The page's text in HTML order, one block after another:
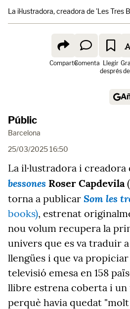
La il·lustradora, creadora de 'Les Tres
ComparteComenta Llegir
després
Públic
Barcelona
25/03/2025 16:50
La il·lustradora i creadora
bessones Roser Capdevila
torna a publicar Som les
books), estrenat
nou volum recupera la
univers que es va traduir
llengües i que va
televisió emesa en 158
llibre estrena coberta i
perquè havia quedat